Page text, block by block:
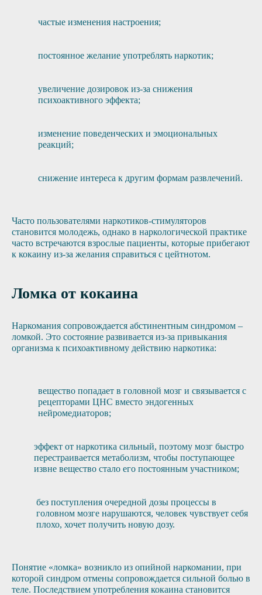
частые изменения настроения;
постоянное желание употреблять наркотик;
увеличение дозировок из-за снижения
психоактивного эффекта;
изменение поведенческих и эмоциональных
реакций;
снижение интереса к другим формам развлечений.
Часто пользователями наркотиков-стимуляторов
становится молодежь, однако в наркологической практике
часто встречаются взрослые пациенты, которые прибегают
к кокаину из-за желания справиться с цейтнотом.
Ломка от кокаина
Наркомания сопровождается абстинентным синдромом –
ломкой. Это состояние развивается из-за привыкания
организма к психоактивному действию наркотика:
вещество попадает в головной мозг и связывается с
рецепторами ЦНС вместо эндогенных
нейромедиаторов;
эффект от наркотика сильный, поэтому мозг быстро
перестраивается метаболизм, чтобы поступающее
извне вещество стало его постоянным участником;
без поступления очередной дозы процессы в
головном мозге нарушаются, человек чувствует себя
плохо, хочет получить новую дозу.
Понятие «ломка» возникло из опийной наркомании, при
которой синдром отмены сопровождается сильной болью в
теле. Последствием употребления кокаина становится